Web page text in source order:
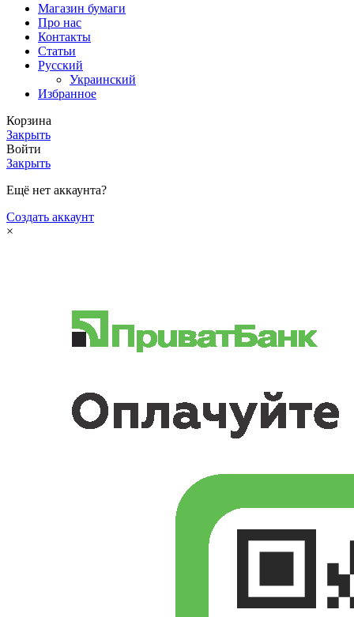
Магазин бумаги
Про нас
Контакты
Статьи
Русский
Украинский
Избранное
Корзина
Закрыть
Войти
Закрыть
Ещё нет аккаунта?
Создать аккаунт
×